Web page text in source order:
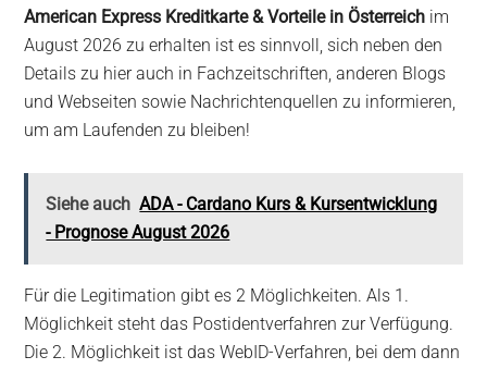
American Express Kreditkarte & Vorteile in Österreich im
August 2026 zu erhalten ist es sinnvoll, sich neben den
Details zu hier auch in Fachzeitschriften, anderen Blogs
und Webseiten sowie Nachrichtenquellen zu informieren,
um am Laufenden zu bleiben!
Siehe auch ADA - Cardano Kurs & Kursentwicklung
- Prognose August 2026
Für die Legitimation gibt es 2 Möglichkeiten. Als 1.
Möglichkeit steht das Postidentverfahren zur Verfügung.
Die 2. Möglichkeit ist das WebID-Verfahren, bei dem dann